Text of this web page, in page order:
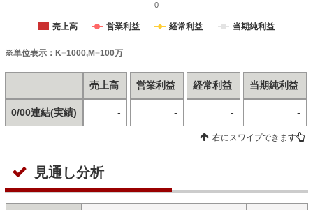
売上高 営業利益 経常利益 当期純利益
0
※単位表示：K=1000,M=100万
0/00連結(実績)
売上高
-
営業利益
-
経常利益
-
当期純利益
-
右にスワイプできます
見通し分析